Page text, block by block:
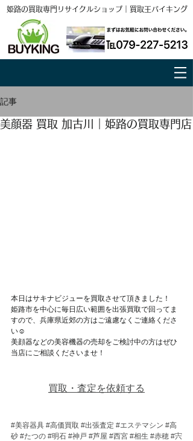
姫路の買取専門リサイクルショップ｜買取王バイキング
記事
美顔器 買取 加古川｜姫路の買取専門店
本日はサキナビジューを買取させて頂きました！
姫路市を中心に毎日広い範囲を出張買取で回ってま
すので、兵庫県近郊の方はご遠慮なくご連絡くださ
い☺
美顔器などの美容機器の売却をご検討中の方はぜひ
当店にご相談くださいませ！
買取・査定を依頼する
#美容器具 #高価買取 #出張査定 #エステマシン #高
砂 #たつの #明石 #神戸 #芦屋 #西宮 #相生 #赤穂 #宍